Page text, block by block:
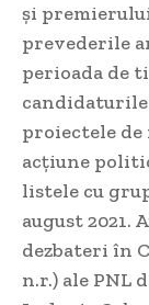
și
prevederile
perioada de
proiectele
acțiune
listele cu
august 2021.
dezbateri în
n.r.) ale PNL